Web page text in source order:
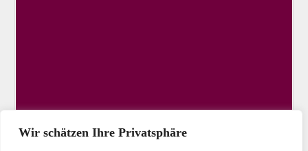
Wir schätzen Ihre Privatsphäre